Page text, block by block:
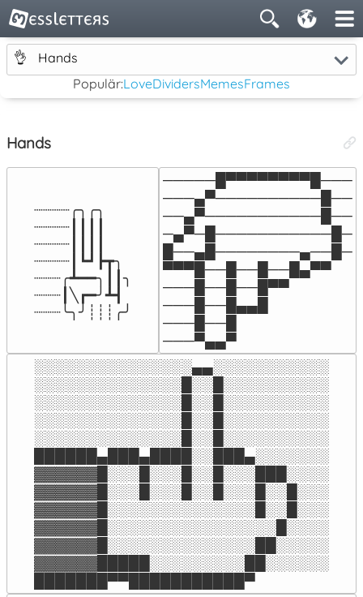
👌
Hands
Populär:LoveDividersMemesFrames
Hands
┈┈┈┈╭╮╭╮
┈┈┈┈┃┃┃┃
┈┈┈┈┃┃┃┃
┈┈┈┈┃┗┛┣┳╮
┈┈┈╭┻━━╮┃┃╮
┈┈┈┃╲┏━╯┻┫
┈┈┈╰╮╯┊┊┊╭╯
─────█▀▀▀▀▀▀▀▀█───
───▄▀──────────█──
──▄▀───────────█──
─▄▀─█───────────█─
█──▄█────────▄──█─
▀▀▀█──█──█──█▄▀▀
───█──█──█▀▀
───█──█▄▄█
───█──█
───▀▄▄▀
░░░░░░░░░░░░░░░▄▄░░░░░░░░░░░
░░░░░░░░░░░░░░█░░█░░░░░░░░░░
░░░░░░░░░░░░░░█░░█░░░░░░░░░░
░░░░░░░░░░░░░░█░░█░░░░░░░░░░
░░░░░░░░░░░░░░█░░█░░░░░░░░░░
██████▄███▄████░░███▄░░░░░░░
▓▓▓▓▓▓█░░░█░░░█░░█░░░███░░░░
▓▓▓▓▓▓█░░░█░░░█░░█░░░█░░█░░░
▓▓▓▓▓▓█░░░░░░░░░░░░░░█░░█░░░
▓▓▓▓▓▓█░░░░░░░░░░░░░░░░█░░░░
▓▓▓▓▓▓█░░░░░░░░░░░░░░██░░░░░
▓▓▓▓▓▓█████░░░░░░░░░██░░░░░░
███████▀▀███████████▀